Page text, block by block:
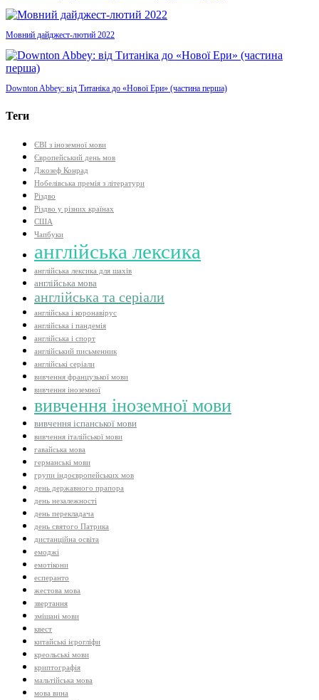
Мовний дайджест-лютий 2022
Downton Abbey: від Титаніка до «Нової Ери» (частина перша)
Теги
ЄВІ з іноземної мови
Європейський день мов
Джозеф Конрад
Нобелівська премія з літератури
Різдво
Різдво у різних країнах
США
Чапбуки
англійська лексика
англійська лексика для шахів
англійська мова
англійська та серіали
англійська і коронавірус
англійська і пандемія
англійська і спорт
англійський письменник
англійські серіали
вивчення французької мови
вивчення іноземної
вивчення іноземної мови
вивчення іспанської мови
вивчення італійської мови
гавайська мова
германські мови
групи індоєвропейських мов
день державного прапора
день незалежності
день перекладача
день святого Патрика
дистанційна освіта
емоджі
емотікони
есперанто
жестова мова
звертання
змішані мови
квест
китайські ієрогліфи
креольські мови
криптографія
мальтійська мова
мова вина